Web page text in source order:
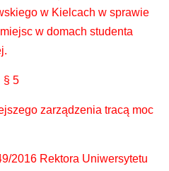
w Kielcach w sprawie
w domach studenta
§ 5
zarządzenia tracą moc
Rektora Uniwersytetu